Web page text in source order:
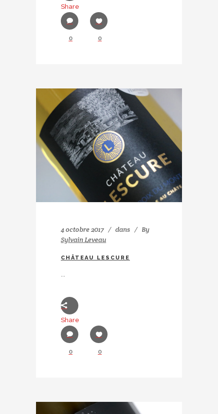
Share
0 0
4 octobre 2017 dans
By
Sylvain Leveau
CHÂTEAU LESCURE
Share
0 0